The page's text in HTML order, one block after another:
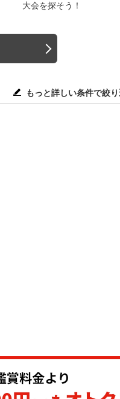
大会を探そう！
もっと詳しい条件で絞